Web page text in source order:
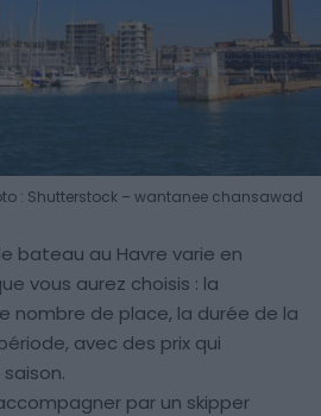
: Shutterstock – wantanee chansawad
bateau au Havre varie en
vous aurez choisis : la
nombre de place, la durée de la
avec des prix qui
par un skipper